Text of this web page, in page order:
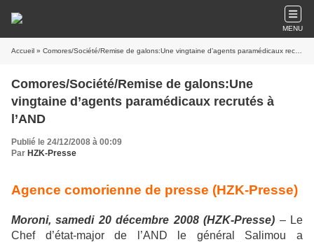
MENU
Accueil » Comores/Société/Remise de galons:Une vingtaine d’agents paramédicaux recrutés à l’AND
Comores/Société/Remise de galons:Une
vingtaine d’agents paramédicaux recrutés à
l’AND
Publié le 24/12/2008 à 00:09
Par HZK-Presse
Agence comorienne de presse (HZK-Presse)
Moroni, samedi 20 décembre 2008 (HZK-Presse) – Le
Chef d’état-major de l’AND le général Salimou a